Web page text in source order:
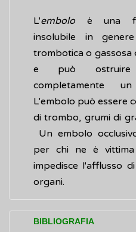
L'embolo è una
insolubile in
trombotica o gassosa
e può ostruire
completamente
L'embolo può essere
di trombo, grumi di
Un embolo
per chi ne è
impedisce l'afflusso
organi.
BIBLIOGRAFIA